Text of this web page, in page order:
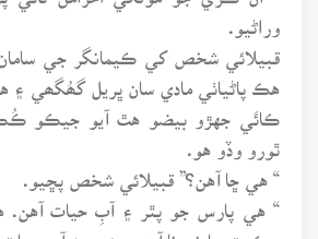
وراڻيو.
قبيلائي شخص کي ڪيمانگر جي
هڪ پاڻياٺي مادي سان ڀريل گھُگھي
ڪائَي جهڙو بيضو هٿ آيو جيڪو
ٿورو وڏو هو.
“ هي ڇا آهن؟” قبيلائي شخص پڇيو.
“ هي پارس جو پٿر ۽ آبِ حيات آهن.
حڪمت جا نمونا آهن. جنهن به آبِ حيات